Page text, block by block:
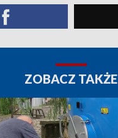
ZOBACZ TAKŻE